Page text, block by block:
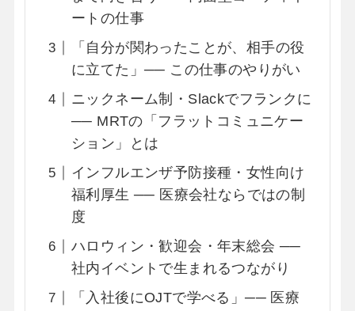
ートの仕事
「自分が関わったことが、相手の役
に立てた」── この仕事のやりがい
ニックネーム制・Slackでフランクに
── MRTの「フラットコミュニケー
ション」とは
インフルエンザ予防接種・女性向け
福利厚生 ── 医療会社ならではの制
度
ハロウィン・歓迎会・年末総会 ──
社内イベントで生まれるつながり
「入社後にOJTで学べる」── 医療